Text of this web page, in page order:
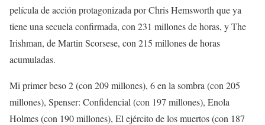
película de acción protagonizada por Chris Hemsworth que ya
tiene una secuela confirmada, con 231 millones de horas, y The
Irishman, de Martin Scorsese, con 215 millones de horas
acumuladas.
Mi primer beso 2 (con 209 millones), 6 en la sombra (con 205
millones), Spenser: Confidencial (con 197 millones), Enola
Holmes (con 190 millones), El ejército de los muertos (con 187